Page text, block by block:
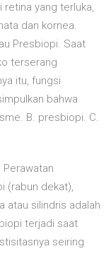
retina yang terluka,
dan kornea.
Presbiopi. Saat
terserang
itu, fungsi
bahwa
B. presbiopi. C.
Perawatan
(rabun dekat),
atau silindris adalah
terjadi saat
seiring